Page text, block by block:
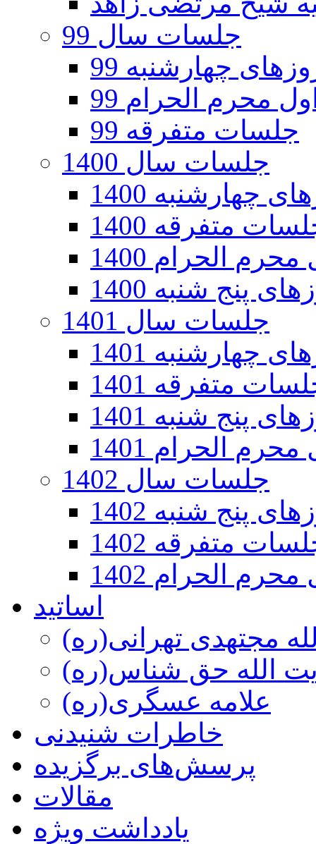
جلسات سال 99
چهارشنبه 99
محرم الحرام 99
جلسات متفرقه 99
جلسات سال 1400
چهارشنبه 1400
متفرقه 1400
الحرام 1400
پنج شنبه 1400
جلسات سال 1401
چهارشنبه 1401
متفرقه 1401
پنج شنبه 1401
الحرام 1401
جلسات سال 1402
پنج شنبه 1402
متفرقه 1402
الحرام 1402
اساتید
مجتهدی تهرانی(ره)
الله حق شناس(ره)
علامه عسگری(ره)
خاطرات شنیدنی
پرسش‌های برگزیده
مقالات
یادداشت ویژه